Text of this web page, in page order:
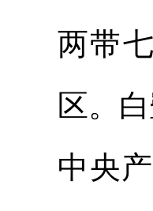
两带
区。
中央